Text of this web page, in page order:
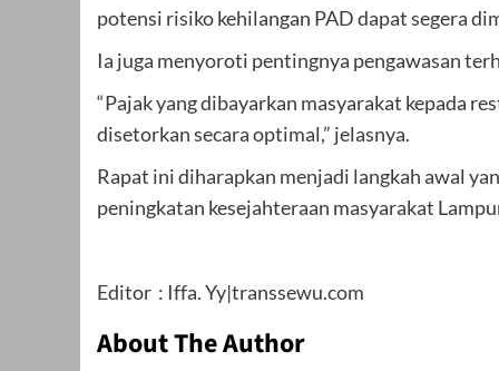
potensi risiko kehilangan PAD dapat segera
Ia juga menyoroti pentingnya pengawasan
“Pajak yang dibayarkan masyarakat kepada
disetorkan secara optimal,” jelasnya.
Rapat ini diharapkan menjadi langkah awal
peningkatan kesejahteraan masyarakat
Editor : Iffa. Yy|transsewu.com
About The Author